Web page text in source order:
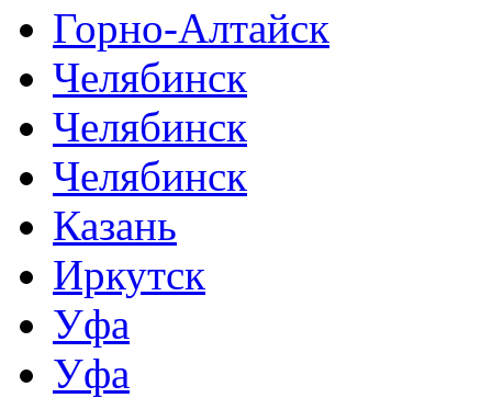
Горно-Алтайск
Челябинск
Челябинск
Челябинск
Казань
Иркутск
Уфа
Уфа